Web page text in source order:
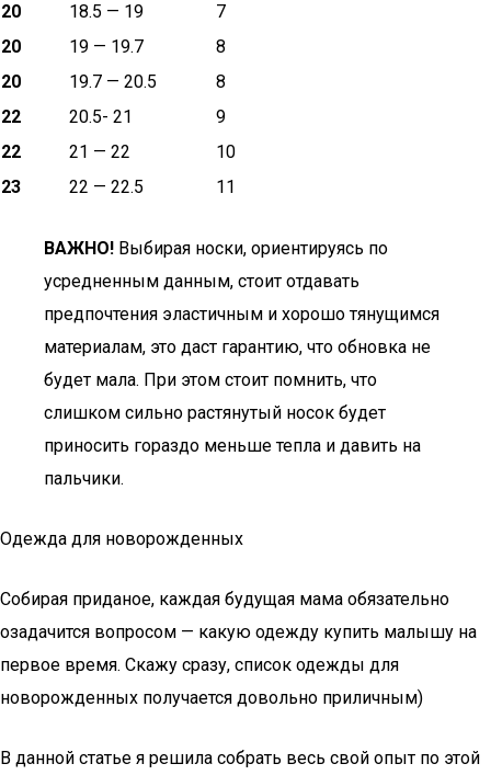
20
18.5 — 19
7
20
19 — 19.7
8
20
19.7 — 20.5
8
22
20.5- 21
9
22
21 — 22
10
23
22 — 22.5 11
ВАЖНО! Выбирая носки, ориентируясь по
усредненным данным, стоит отдавать
предпочтения эластичным и хорошо тянущимся
материалам, это даст гарантию, что обновка не
будет мала. При этом стоит помнить, что
слишком сильно растянутый носок будет
приносить гораздо меньше тепла и давить на
пальчики.
Одежда для новорожденных
Собирая приданое, каждая будущая мама обязательно
озадачится вопросом — какую одежду купить малышу на
первое время. Скажу сразу, список одежды для
новорожденных получается довольно приличным)
В данной статье я решила собрать весь свой опыт по этой